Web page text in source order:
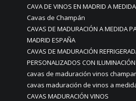
CAVA DE VINOS EN MADRID A MEDIDA
Cavas de Champán
CAVAS DE MADURACIÓN A MEDIDA
MADRID ESPAÑA
CAVAS DE MADURACIÓN
PERSONALIZADOS CON ILUMINACIÓN
cavas de maduración vinos
cavas maduración de vinos a
CAVAS MADURACIÓN VINOS